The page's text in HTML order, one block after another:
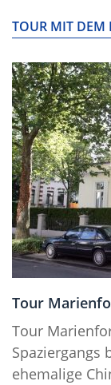
TOUR MIT DEM
Tour
Tour
Spaziergangs
ehemalige